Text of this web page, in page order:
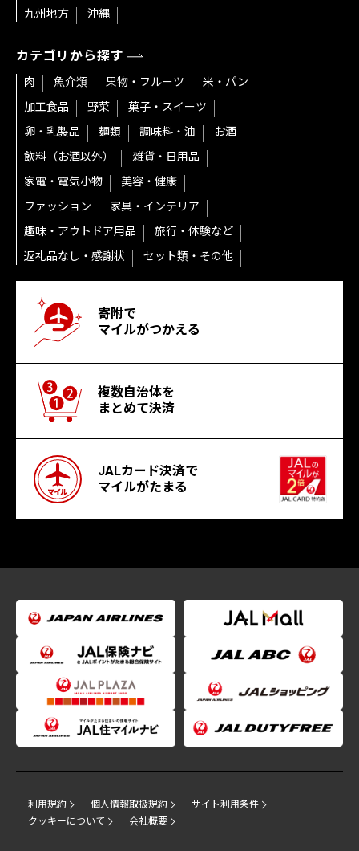
九州地方
沖縄
カテゴリから探す
肉 魚介類 果物・フルーツ
米・パン
加工食品
野菜
菓子・スイーツ
卵・乳製品
麺類 調味料・油
お酒
飲料（お酒以外）
雑貨・日用品
家電・電気小物
美容・健康
ファッション
家具・インテリア
趣味・アウトドア用品
旅行・体験など
返礼品なし・感謝状
セット類・その他
寄附で
マイルがつかえる
複数自治体を
まとめて決済
JALカード決済で
マイルがたまる
利用規約 個人情報取扱規約
サイト利用条件
クッキーについて
会社概要